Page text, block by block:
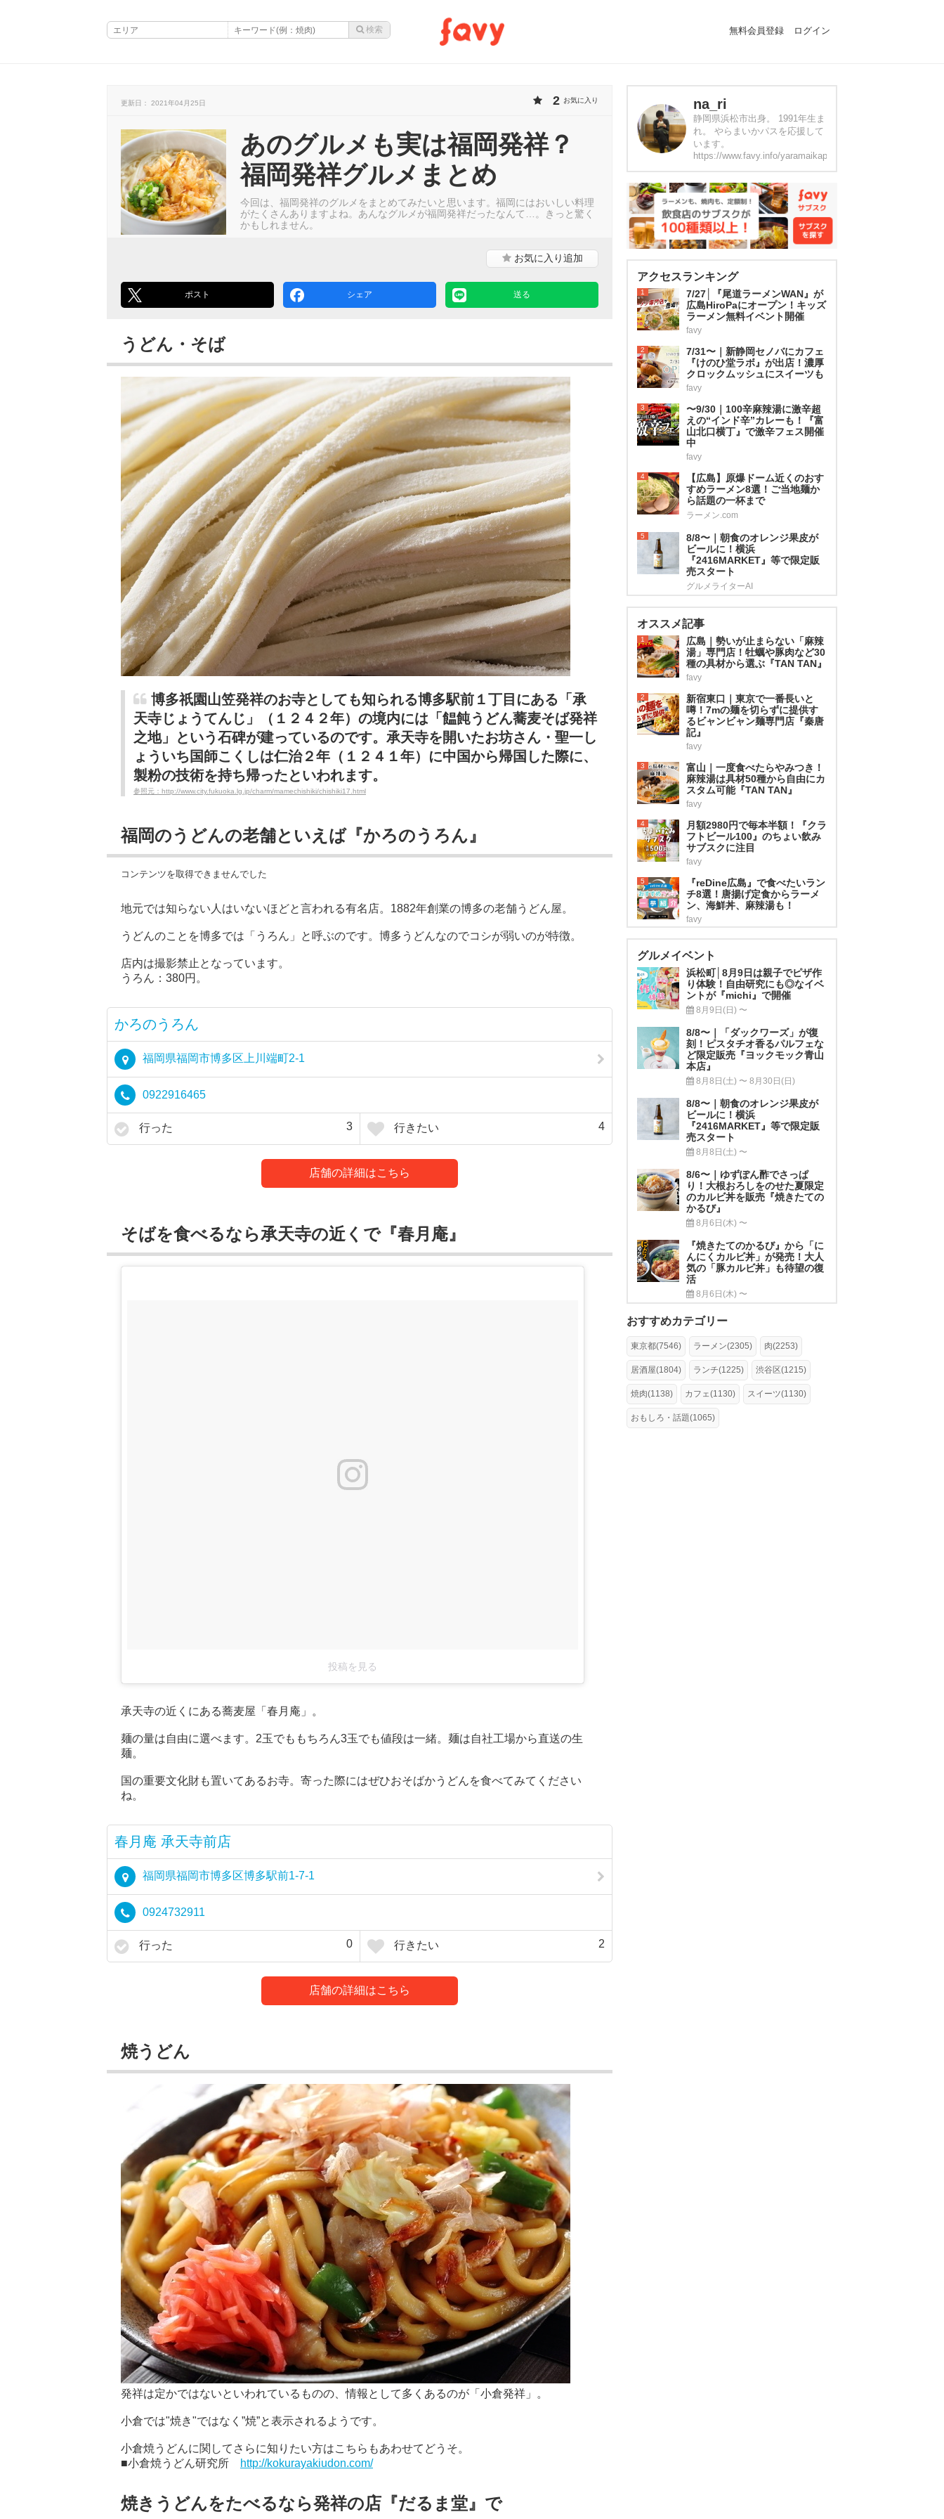
無料会員登録 ログイン
更新日： 2021年04月25日 2 お気に入り
あのグルメも実は福岡発祥？
福岡発祥グルメまとめ
今回は、福岡発祥のグルメをまとめてみたいと思います。福岡にはおいしい料理
がたくさんありますよね。あんなグルメが福岡発祥だったなんて…。きっと驚く
かもしれません。
お気に入り追加
ポスト シェア 送る
うどん・そば
博多祇園山笠発祥のお寺としても知られる博多駅前１丁目にある「承
天寺じょうてんじ」（１２４２年）の境内には「饂飩うどん蕎麦そば発祥
之地」という石碑が建っているのです。承天寺を開いたお坊さん・聖一し
ょういち国師こくしは仁治２年（１２４１年）に中国から帰国した際に、
製粉の技術を持ち帰ったといわれます。
参照元：http://www.city.fukuoka.lg.jp/charm/mamechishiki/chishiki17.html
福岡のうどんの老舗といえば『かろのうろん』
コンテンツを取得できませんでした
地元では知らない人はいないほどと言われる有名店。1882年創業の博多の老舗うどん屋。
うどんのことを博多では「うろん」と呼ぶのです。博多うどんなのでコシが弱いのが特徴。
店内は撮影禁止となっています。
うろん：380円。
かろのうろん
福岡県福岡市博多区上川端町2-1
0922916465
行った 3 行きたい 4
店舗の詳細はこちら
そばを食べるなら承天寺の近くで『春月庵』
投稿を見る
承天寺の近くにある蕎麦屋「春月庵」。
麺の量は自由に選べます。2玉でももちろん3玉でも値段は一緒。麺は自社工場から直送の生
麺。
国の重要文化財も置いてあるお寺。寄った際にはぜひおそばかうどんを食べてみてください
ね。
春月庵 承天寺前店
福岡県福岡市博多区博多駅前1-7-1
0924732911
行った 0 行きたい 2
店舗の詳細はこちら
焼うどん
発祥は定かではないといわれているものの、情報として多くあるのが「小倉発祥」。
小倉では"焼き"ではなく”焼”と表示されるようです。
小倉焼うどんに関してさらに知りたい方はこちらもあわせてどうそ。
■小倉焼うどん研究所
http://kokurayakiudon.com/
焼きうどんをたべるなら発祥の店『だるま堂』で
na_ri
静岡県浜松市出身。 1991年生ま
れ。 やらまいかパスを応援して
います。
https://www.favy.info/yaramaikapass/lp01
アクセスランキング
1
7/27│『尾道ラーメンWAN』が
広島HiroPaにオープン！キッズ
ラーメン無料イベント開催
favy
2
7/31〜｜新静岡セノバにカフェ
『けのひ堂ラボ』が出店！濃厚
クロックムッシュにスイーツも
favy
3
〜9/30｜100辛麻辣湯に激辛超
えの“インド辛”カレーも！『富
山北口横丁』で激辛フェス開催
中
favy
4
【広島】原爆ドーム近くのおす
すめラーメン8選！ご当地麺か
ら話題の一杯まで
ラーメン.com
5
8/8〜｜朝食のオレンジ果皮が
ビールに！横浜
『2416MARKET』等で限定販
売スタート
グルメライターAI
オススメ記事
1
広島｜勢いが止まらない「麻辣
湯」専門店！牡蠣や豚肉など30
種の具材から選ぶ『TAN TAN』
favy
2
新宿東口｜東京で一番長いと
噂！7mの麺を切らずに提供す
るビャンビャン麺専門店『秦唐
記』
favy
3
富山｜一度食べたらやみつき！
麻辣湯は具材50種から自由にカ
スタム可能『TAN TAN』
favy
4
月額2980円で毎本半額！『クラ
フトビール100』のちょい飲み
サブスクに注目
favy
5
『reDine広島』で食べたいラン
チ8選！唐揚げ定食からラーメ
ン、海鮮丼、麻辣湯も！
favy
グルメイベント
浜松町│8月9日は親子でピザ作
り体験！自由研究にも◎なイベ
ントが『michi』で開催
8月9日(日) 〜
8/8〜｜「ダックワーズ」が復
刻！ピスタチオ香るパルフェな
ど限定販売『ヨックモック青山
本店』
8月8日(土) 〜 8月30日(日)
8/8〜｜朝食のオレンジ果皮が
ビールに！横浜
『2416MARKET』等で限定販
売スタート
8月8日(土) 〜
8/6〜｜ゆずぽん酢でさっぱ
り！大根おろしをのせた夏限定
のカルビ丼を販売『焼きたての
かるび』
8月6日(木) 〜
『焼きたてのかるび』から「に
んにくカルビ丼」が発売！大人
気の「豚カルビ丼」も待望の復
活
8月6日(木) 〜
おすすめカテゴリー
東京都(7546) ラーメン(2305) 肉(2253)
居酒屋(1804) ランチ(1225) 渋谷区(1215)
焼肉(1138) カフェ(1130) スイーツ(1130)
おもしろ・話題(1065)